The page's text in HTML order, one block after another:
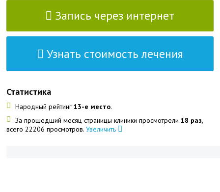
Запись через интернет
Узнать стоимость лечения
Статистика
Народный рейтинг13-е место.
За прошедший месяц страницы клиники просмотрели18 раз,
всего 22206 просмотров.Увеличить